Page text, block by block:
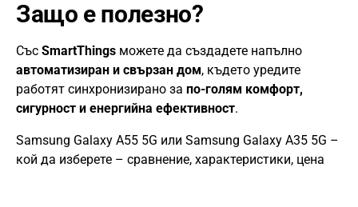
Защо е полезно?
Със SmartThings можете да създадете напълно
автоматизиран и свързан дом, където уредите
работят синхронизирано за по-голям комфорт,
сигурност и енергийна ефективност.
Samsung Galaxy A55 5G или Samsung Galaxy A35 5G –
кой да изберете – сравнение, характеристики, цена